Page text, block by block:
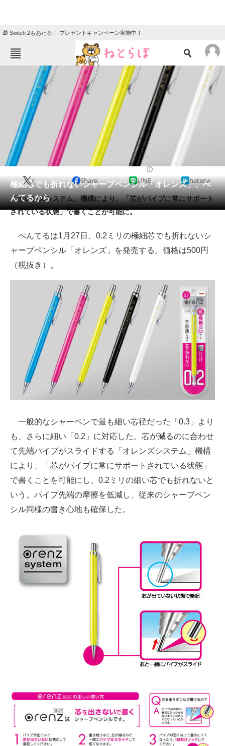
🎁 Switch 2もあたる！ プレゼントキャンペーン実施中！
ねとらぼメニュー
ニュース
エンタメ クイズ
グルメ 地域
住まい 教育・育児
動物 リサーチ
会員記事
メディア
ITの今と未来を見通す
スマホと通信の最新トレンド
進化するPCとデバイスの未来
好きが集まる 比べて選べる
ビジネスと働き方のヒント
AI活用のいまが分かる
企業ITのトレンドを詳説
経営リーダーのコミュニティ
マーケ×ITの今がよく分かる
ITエンジニア向け専門サイト
企業向けIT製品の総合サイト
IT製品の技術・比較・事例
製造業のIT導入・活用を支援
エレクトロニクス専門サイト
電子設計の基本と応用
ちょっと気になるネットの話題
極細芯でも折れないシャープペンシル「オレンズ」、ぺ
んてるから
X Share LINE hatena
「オレンズシステム」機構により、「芯がパイプに常にサポート
されている状態」で書くことが可能に。
ぺんてるは1月27日、0.2ミリの極細芯でも折れないシ
ャープペンシル「オレンズ」を発売する。価格は500円
（税抜き）。
一般的なシャーペンで最も細い芯径だった「0.3」より
も、さらに細い「0.2」に対応した。芯が減るのに合わせ
て先端パイプがスライドする「オレンズシステム」機構
により、「芯がパイプに常にサポートされている状態」
で書くことを可能にし、0.2ミリの細い芯でも折れないと
いう。パイプ先端の摩擦を低減し、従来のシャープペン
シル同様の書き心地も確保した。